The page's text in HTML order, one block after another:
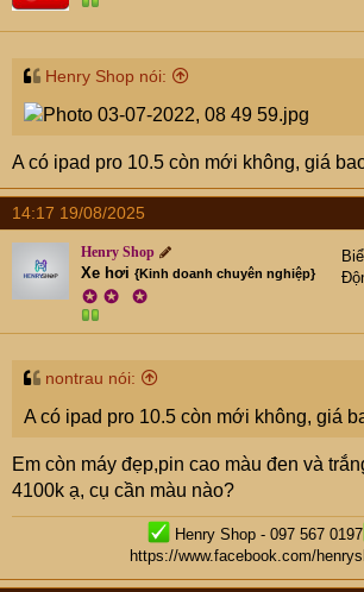
Henry Shop nói:
A có ipad pro 10.5 còn mới không, giá
14:17 19/08/2025
Henry Shop
Xe hơi {Kinh doanh chuyên nghiệp}
✪ ✪ ✪
nontrau nói:
A có ipad pro 10.5 còn mới không, giá
Em còn máy đẹp,pin cao màu đen và
4100k ạ, cụ cần màu nào?
Henry Shop - 097 567 0197
https://www.facebook.com/